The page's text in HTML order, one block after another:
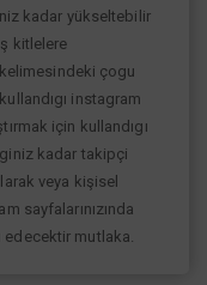
kadar yükseltebilir
kitlelere
kelimesindeki çogu
instagram
için kullandıgı
kadar takipçi
veya kişisel
sayfalarınızında
edecektir mutlaka.